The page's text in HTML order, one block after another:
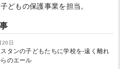
どもの保護事業を担当。
20日
タンの子どもたちに学校を‐遠く離れ
のエール